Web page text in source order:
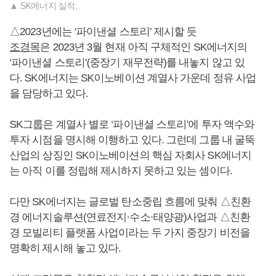
▲ SK에너지 실적.
△2023년에는 ‘파이낸셜 스토리’ 제시할 듯
조경목은 2023년 3월 현재 아직 구체적인 SK에너지의
‘파이낸셜 스토리’(중장기 재무전략)를 내놓지 않고 있
다. SK에너지는 SK이노베이션 계열사 가운데 정유 사업
을 담당하고 있다.
SK그룹은 계열사 별로 ‘파이낸셜 스토리’에 투자 액수와
투자 시점을 명시해 이행하고 있다. 그런데 그룹 내 굴뚝
산업의 상징인 SK이노베이션의 핵심 자회사 SK에너지
는 아직 이를 정립해 제시하지 못하고 있는 셈이다.
다만 SK에너지는 글로벌 탄소중립 흐름에 맞춰 △친환
경 에너지솔루션(연료전지·수소·태양광)사업과 △친환
경 모빌리티 플랫폼 사업이라는 두 가지 중장기 비전을
명확히 제시해 놓고 있다.